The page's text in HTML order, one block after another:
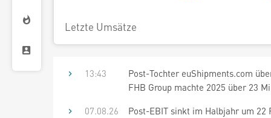
Letzte Umsätze
13:43
Post-Tochter euShipments.com
FHB Group machte 2025 über 23
07.08.26
Post-EBIT sinkt im Halbjahr um 22